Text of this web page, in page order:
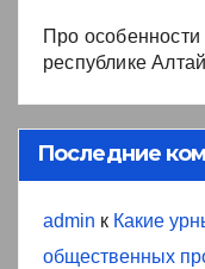
Про
республике Алтай
Последние
admin к Какие
общественных